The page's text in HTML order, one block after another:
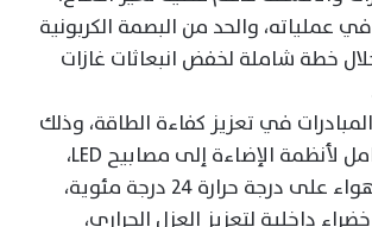
عملياته، والحد من البصمة الكربونية
خطة شاملة لخفض انبعاثات غازات
في تعزيز كفاءة الطاقة، وذلك
من خلال تحويل كامل لأنظمة الإضاءة إلى مصابيح LED،
وضبط مكيفات الهواء على درجة حرارة ٢٤ درجة مئوية،
داخلية لتعزيز العزل الحراري،